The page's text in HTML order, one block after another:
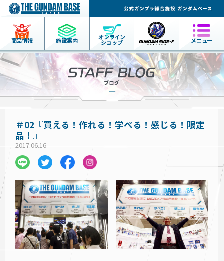
商品情報 施設案内 オンライン
ショップ メニュー
＃02『買える！作れる！学べる！感じる！限定
品！』
2017.06.16